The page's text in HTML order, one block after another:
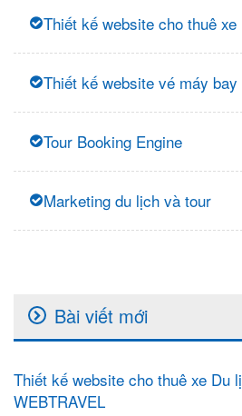
Thiết kế website cho thuê xe
Thiết kế website vé máy bay
Tour Booking Engine
Marketing du lịch và tour
Bài viết mới
Thiết kế website cho thuê xe Du
WEBTRAVEL